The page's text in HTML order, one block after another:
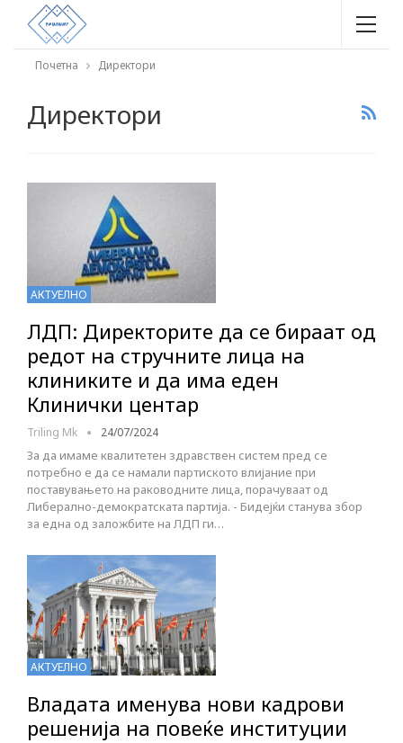
Почетна Директори
Директори
АКТУЕЛНО
ЛДП: Директорите да се бираат од
редот на стручните лица на
клиниките и да има еден
Клинички центар
Triling Mk 24/07/2024
За да имаме квалитетен здравствен систем пред се
потребно е да се намали партиското влијание при
поставувањето на раководните лица, порачуваат од
Либерално-демократската партија. - Бидејќи станува збор
за една од заложбите на ЛДП ги…
АКТУЕЛНО
Владата именува нови кадрови
решенија на повеќе институции